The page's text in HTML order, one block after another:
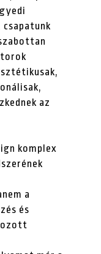
az
komplex
a
és